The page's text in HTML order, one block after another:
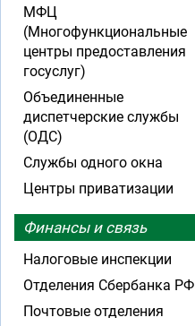
МФЦ
(Многофункциональные
центры предоставления
госуслуг)
Объединенные
диспетчерские службы
(ОДС)
Службы одного окна
Центры приватизации
Финансы и связь
Налоговые инспекции
Отделения Сбербанка РФ
Почтовые отделения